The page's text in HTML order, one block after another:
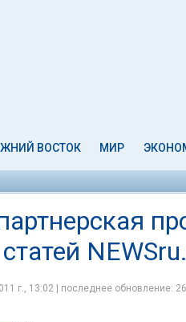
ВОСТОК МИР
г., 13:02 | последнее обновление: